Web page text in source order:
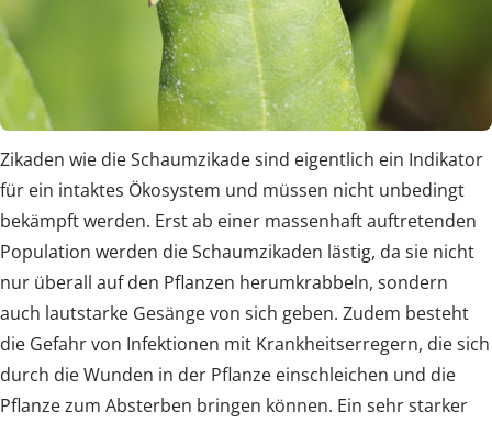
Zikaden wie die Schaumzikade sind eigentlich ein Indikator
für ein intaktes Ökosystem und müssen nicht unbedingt
bekämpft werden. Erst ab einer massenhaft auftretenden
Population werden die Schaumzikaden lästig, da sie nicht
nur überall auf den Pflanzen herumkrabbeln, sondern
auch lautstarke Gesänge von sich geben. Zudem besteht
die Gefahr von Infektionen mit Krankheitserregern, die sich
durch die Wunden in der Pflanze einschleichen und die
Pflanze zum Absterben bringen können. Ein sehr starker